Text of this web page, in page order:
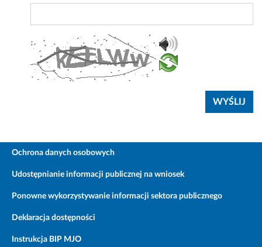
Ochrona danych osobowych
Udostępnianie informacji publicznej na wniosek
Ponowne wykorzystywanie informacji sektora publicznego
Deklaracja dostępności
Instrukcja BIP MJO